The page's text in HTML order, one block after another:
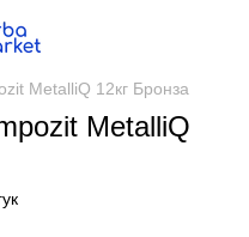
MetalliQ 12кг Бронза
MetalliQ